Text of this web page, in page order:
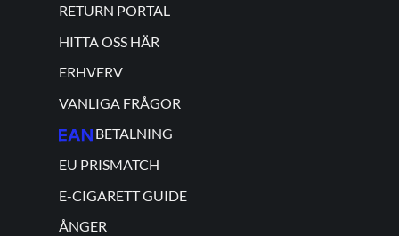
RETURN PORTAL
HITTA OSS HÄR
ERHVERV
VANLIGA FRÅGOR
BETALNING
EU PRISMATCH
E-CIGARETT GUIDE
ÅNGER